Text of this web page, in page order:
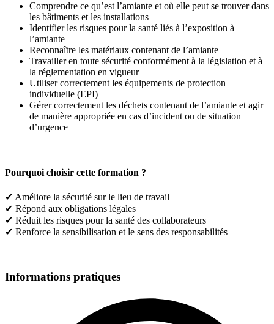
Comprendre ce qu’est l’amiante et où elle peut se trouver dans
les bâtiments et les installations
Identifier les risques pour la santé liés à l’exposition à
l’amiante
Reconnaître les matériaux contenant de l’amiante
Travailler en toute sécurité conformément à la législation et à
la réglementation en vigueur
Utiliser correctement les équipements de protection
individuelle (EPI)
Gérer correctement les déchets contenant de l’amiante et agir
de manière appropriée en cas d’incident ou de situation
d’urgence
Pourquoi choisir cette formation ?
✔ Améliore la sécurité sur le lieu de travail
✔ Répond aux obligations légales
✔ Réduit les risques pour la santé des collaborateurs
✔ Renforce la sensibilisation et le sens des responsabilités
Informations pratiques